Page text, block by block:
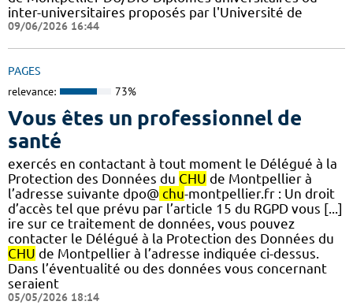
inter-universitaires proposés par l'Université de
09/06/2026 16:44
PAGES
relevance: 73%
Vous êtes un professionnel de
santé
exercés en contactant à tout moment le Délégué à la
Protection des Données du CHU de Montpellier à
l’adresse suivante dpo@ chu-montpellier.fr : Un droit
d’accès tel que prévu par l’article 15 du RGPD vous [...]
ire sur ce traitement de données, vous pouvez
contacter le Délégué à la Protection des Données du
CHU de Montpellier à l’adresse indiquée ci-dessus.
Dans l’éventualité ou des données vous concernant
seraient
05/05/2026 18:14